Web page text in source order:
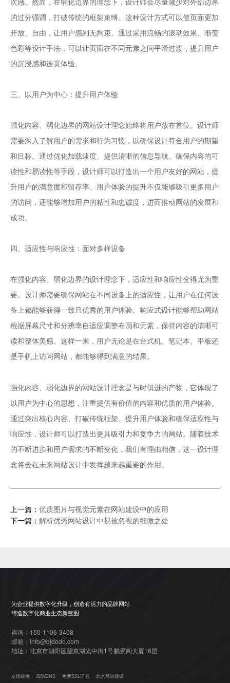
次感。然而，在弱化边界的理念下，设计师会尽量减少对外部边界
的过分强调，打破传统的框架束缚。这种设计方式可以使页面更加
开放、自由，让用户感到无拘束。通过采用流畅的滚动效果、渐变
色彩等设计手法，可以让页面在不同元素之间平滑过渡，提升用户
的沉浸感和连贯体验。
三、以用户为中心：提升用户体验
强化内容、弱化边界的网站设计理念始终将用户放在首位。设计师
需要深入了解用户的需求和行为习惯，以确保设计符合用户的期望
和目标。通过优化加载速度、提供清晰的信息导航、确保内容的可
读性和易读性等手段，设计师可以打造出一个用户友好的网站，提
升用户的满意度和留存率。用户体验的提升不仅能够吸引更多用户
的访问，还能够增加用户的粘性和忠诚度，进而推动网站的发展和
成功。
四、适应性与响应性：面对多样设备
在强化内容、弱化边界的设计理念下，适应性和响应性变得尤为重
要。设计师需要确保网站在不同设备上的适应性，让用户在任何设
备上都能够获得一致且优秀的用户体验。响应式设计能够帮助网站
根据屏幕尺寸和分辨率自适应调整布局和元素，保持内容的清晰可
读和整体美感。这样一来，用户无论是在台式机、笔记本、平板还
是手机上访问网站，都能够得到满意的结果。
强化内容、弱化边界的 网站设计理念是与时俱进的产物，它体现了
以用户为中心的思想，注重提供有价值的内容和优质的用户体验。
通过突出核心内容、打破传统框架、提升用户体验和确保适应性与
响应性，设计师可以打造出更具吸引力和竞争力的网站。随着技术
的不断进步和用户需求的不断变化，我们有理由相信，这一设计理
念将会在未来网站设计中发挥越来越重要的作用。
上一篇： 优质图片与视觉元素在网站建设中的应用
下一篇： 解析优秀网站设计中易被忽视的细微之处
为企业提供数字化升级，创造有活力的品牌网站
缔造数字化商业生态新蓝图
咨询：150-1106-3408
邮箱：info@bjdodo.com
地址：北京市朝阳区望京湖光中街1号鹏景阁大厦16层
友情链接： 高防DNS 免费SSL证书 北京网站建设